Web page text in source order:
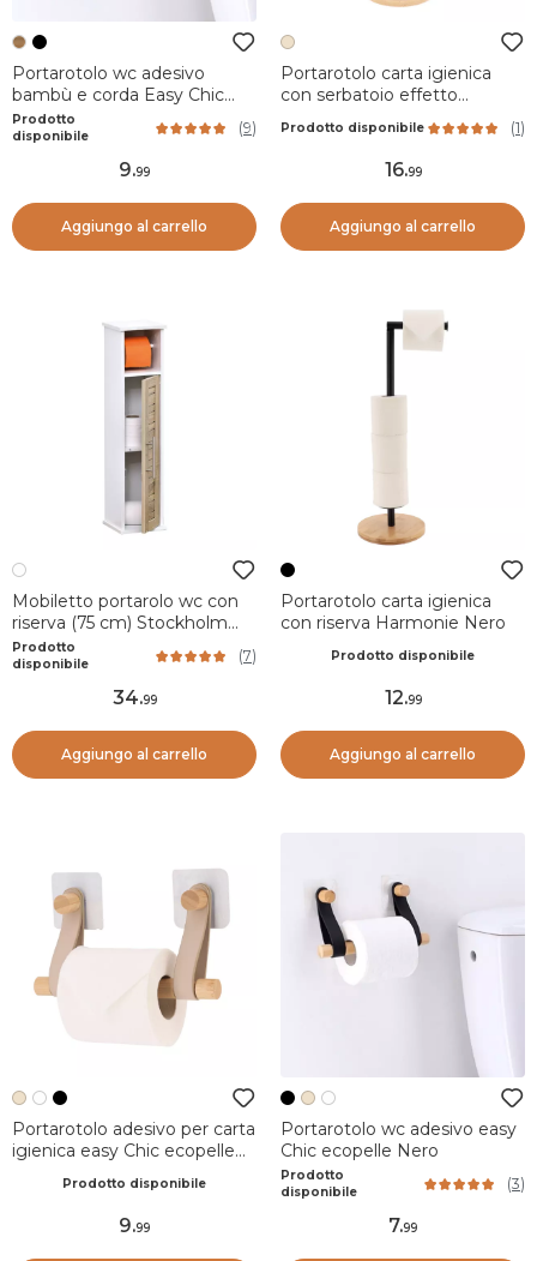
Portarotolo wc adesivo
bambù e corda Easy Chic
Naturale
Prodotto
disponibile
(9)
9.99
Aggiungo al carrello
Portarotolo carta igienica
con serbatoio effetto
Prodotto disponibile (1)
16.99
Aggiungo al carrello
Mobiletto portarolo wc con
riserva (75 cm) Stockholm
Bianco
Prodotto
disponibile
(7)
34.99
Aggiungo al carrello
Portarotolo carta igienica
con riserva Harmonie Nero
Prodotto disponibile
12.99
Aggiungo al carrello
Portarotolo adesivo per carta
igienica easy Chic ecopelle
Prodotto disponibile
9.99
Portarotolo wc adesivo easy
Chic ecopelle Nero
Prodotto
disponibile
(3)
7.99